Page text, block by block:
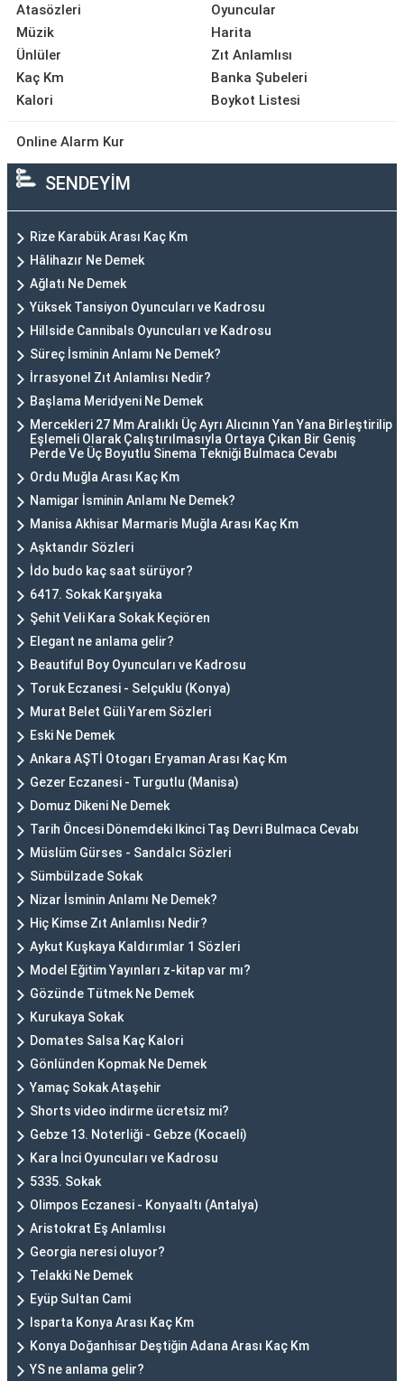
Atasözleri
Müzik
Ünlüler
Kaç Km
Kalori
Oyuncular
Harita
Zıt Anlamlısı
Banka Şubeleri
Boykot Listesi
Online Alarm Kur
SENDEYİM
Rize Karabük Arası Kaç Km
Hâlihazır Ne Demek
Ağlatı Ne Demek
Yüksek Tansiyon Oyuncuları ve Kadrosu
Hillside Cannibals Oyuncuları ve Kadrosu
Süreç İsminin Anlamı Ne Demek?
İrrasyonel Zıt Anlamlısı Nedir?
Başlama Meridyeni Ne Demek
Mercekleri 27 Mm Aralıklı Üç Ayrı Alıcının Yan Yana Birleştirilip
Eşlemeli Olarak Çalıştırılmasıyla Ortaya Çıkan Bir Geniş
Perde Ve Üç Boyutlu Sinema Tekniği Bulmaca Cevabı
Ordu Muğla Arası Kaç Km
Namigar İsminin Anlamı Ne Demek?
Manisa Akhisar Marmaris Muğla Arası Kaç Km
Aşktandır Sözleri
İdo budo kaç saat sürüyor?
6417. Sokak Karşıyaka
Şehit Veli Kara Sokak Keçiören
Elegant ne anlama gelir?
Beautiful Boy Oyuncuları ve Kadrosu
Toruk Eczanesi - Selçuklu (Konya)
Murat Belet Güli Yarem Sözleri
Eski Ne Demek
Ankara AŞTİ Otogarı Eryaman Arası Kaç Km
Gezer Eczanesi - Turgutlu (Manisa)
Domuz Dikeni Ne Demek
Tarih Öncesi Dönemdeki Ikinci Taş Devri Bulmaca Cevabı
Müslüm Gürses - Sandalcı Sözleri
Sümbülzade Sokak
Nizar İsminin Anlamı Ne Demek?
Hiç Kimse Zıt Anlamlısı Nedir?
Aykut Kuşkaya Kaldırımlar 1 Sözleri
Model Eğitim Yayınları z-kitap var mı?
Gözünde Tütmek Ne Demek
Kurukaya Sokak
Domates Salsa Kaç Kalori
Gönlünden Kopmak Ne Demek
Yamaç Sokak Ataşehir
Shorts video indirme ücretsiz mi?
Gebze 13. Noterliği - Gebze (Kocaeli)
Kara İnci Oyuncuları ve Kadrosu
5335. Sokak
Olimpos Eczanesi - Konyaaltı (Antalya)
Aristokrat Eş Anlamlısı
Georgia neresi oluyor?
Telakki Ne Demek
Eyüp Sultan Cami
Isparta Konya Arası Kaç Km
Konya Doğanhisar Deştiğin Adana Arası Kaç Km
YS ne anlama gelir?